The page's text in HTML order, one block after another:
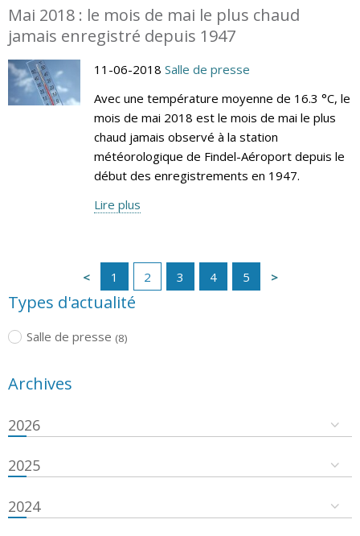
Mai 2018 : le mois de mai le plus chaud
jamais enregistré depuis 1947
11-06-2018 Salle de presse
Avec une température moyenne de 16.3 °C, le
mois de mai 2018 est le mois de mai le plus
chaud jamais observé à la station
météorologique de Findel-Aéroport depuis le
début des enregistrements en 1947.
Lire plus
1 2 3 4 5
Types d'actualité
Salle de presse (8)
Archives
2026
2025
2024